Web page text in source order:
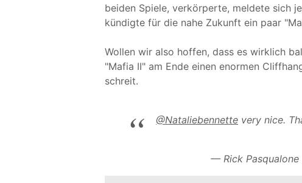
beiden Spiele, verkörperte, meldete sich
kündigte für die nahe Zukunft ein paar
Wollen wir also hoffen, dass es wirklich
"Mafia II" am Ende einen enormen
schreit.
@Nataliebennette very nice.
— Rick Pasqualone